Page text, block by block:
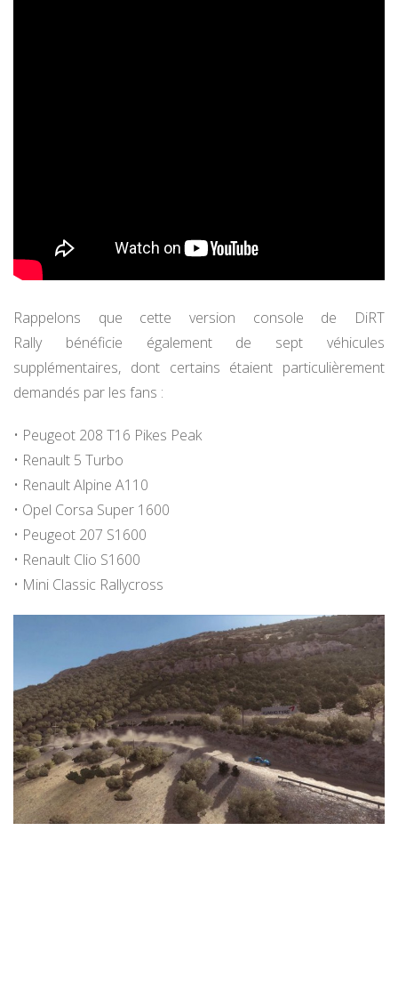
Rappelons que cette version console de DiRT
Rally bénéficie également de sept véhicules
supplémentaires, dont certains étaient particulièrement
demandés par les fans :
• Peugeot 208 T16 Pikes Peak
• Renault 5 Turbo
• Renault Alpine A110
• Opel Corsa Super 1600
• Peugeot 207 S1600
• Renault Clio S1600
• Mini Classic Rallycross